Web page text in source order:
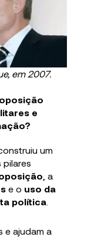
em 2007.
e
um
, a
e o uso da
política
e ajudam a